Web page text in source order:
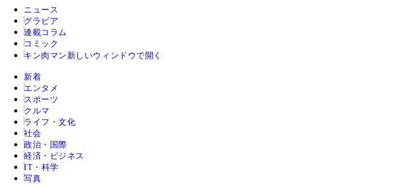
ニュース
グラビア
連載コラム
コミック
キン肉マン 新しいウィンドウで開く
新着
エンタメ
スポーツ
クルマ
ライフ・文化
社会
政治・国際
経済・ビジネス
IT・科学
写真